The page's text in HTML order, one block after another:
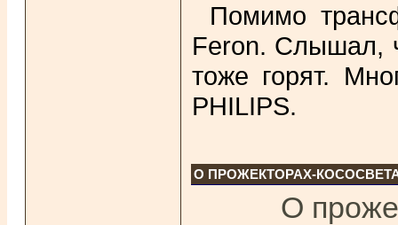
Помимо
Feron. Слышал,
тоже горят.
PHILIPS.
О ПРОЖЕКТОРАХ-
О